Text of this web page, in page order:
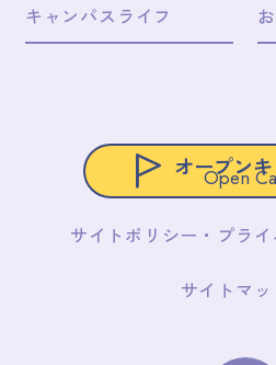
キャンパスライフ
オープン
Open
サイトポリシー・プラ
サイトマ